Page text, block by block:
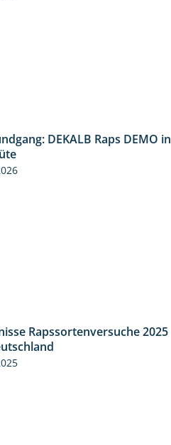
DEKALB Raps DEMO in
Rapssortenversuche 2025